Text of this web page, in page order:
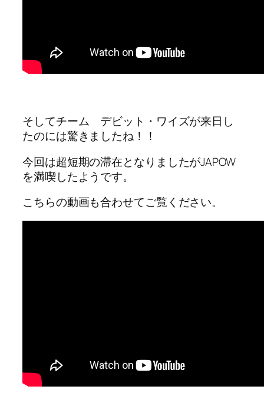
そしてチーム デビット・ワイズが来日し
たのには驚きましたね！！
今回は超短期の滞在となりましたがJAPOW
を満喫したようです。
こちらの動画も合わせてご覧ください。